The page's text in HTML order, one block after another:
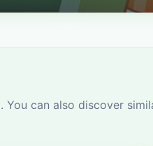
can also discover